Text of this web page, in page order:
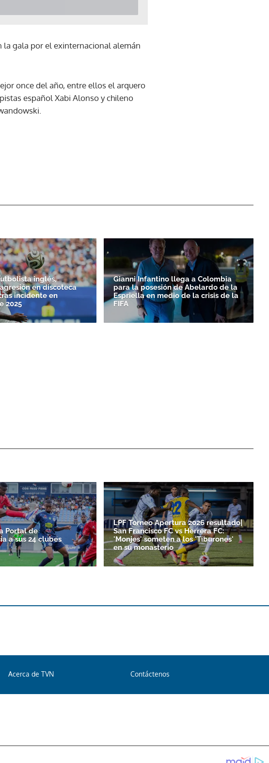
la gala por el exinternacional alemán
once del año, entre ellos el arquero
español Xabi Alonso y chileno
inglés,
en discoteca
incidente en
2025
Gianni Infantino llega a Colombia
para la posesión de Abelardo de la
Espriella en medio de la crisis de la
FIFA
Portal de
a sus 24 clubes
LPF Torneo Apertura 2026 resultado|
San Francisco FC vs Herrera FC:
'Monjes' someten a los 'Tiburones'
en su monasterio
Acerca de TVN Contáctenos